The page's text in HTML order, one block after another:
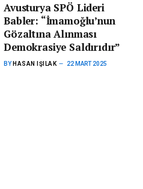
Avusturya SPÖ Lideri
Babler: “İmamoğlu’nun
Gözaltına Alınması
Demokrasiye Saldırıdır”
BY HASAN IŞILAK 22 MART 2025